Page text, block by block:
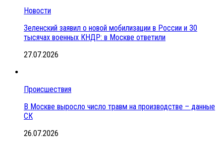
Новости
Зеленский заявил о новой мобилизации в России и 30
тысячах военных КНДР: в Москве ответили
27.07.2026
Происшествия
В Москве выросло число травм на производстве – данные
СК
26.07.2026